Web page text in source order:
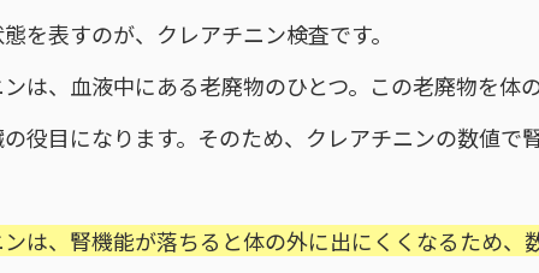
を表すのが、クレアチニン検査です。
は、血液中にある老廃物のひとつ。この老廃物を体
役目になります。そのため、クレアチニンの数値で
は、腎機能が落ちると体の外に出にくくなるため、